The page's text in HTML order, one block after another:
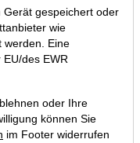
Gerät gespeichert oder
wie
werden. Eine
des EWR
oder Ihre
können Sie
im Footer widerrufen